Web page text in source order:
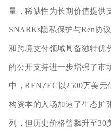
量，稀缺性为长期价值提供
SNARKs隐私保护与Ren协
和跨境支付领域具备独特优
的公开支持进一步增强了市
中，RENZEC以2500万美
构资本的入场加速了生态扩
列，但历史价格曾飙升至30